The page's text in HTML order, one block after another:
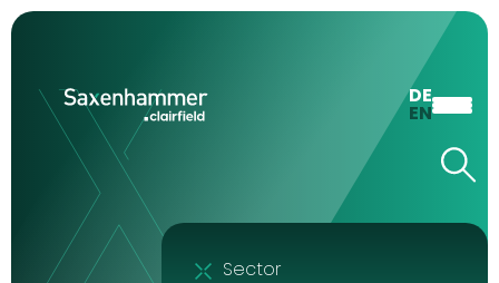
DE
EN
Sector